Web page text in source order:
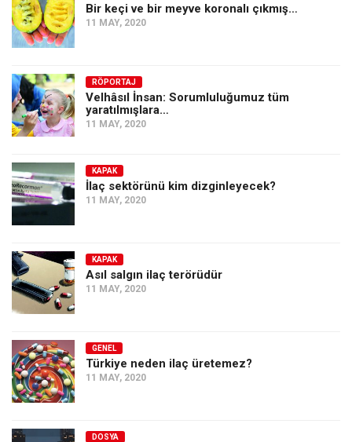
Bir keçi ve bir meyve koronalı çıkmış…
11 MAY, 2020
RÖPORTAJ
Velhâsıl İnsan: Sorumluluğumuz tüm
yaratılmışlara…
11 MAY, 2020
KAPAK
İlaç sektörünü kim dizginleyecek?
11 MAY, 2020
KAPAK
Asıl salgın ilaç terörüdür
11 MAY, 2020
GENEL
Türkiye neden ilaç üretemez?
11 MAY, 2020
DOSYA